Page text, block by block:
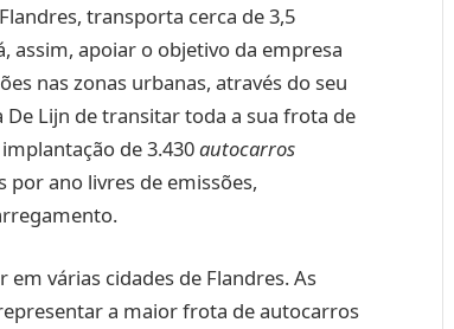
transporta cerca de 3,5
assim, apoiar o objetivo da empresa
nas zonas urbanas, através do seu
De Lijn de transitar toda a sua frota de
de 3.430autocarros
ano livres de emissões,
várias cidades de Flandres. As
a maior frota de autocarros